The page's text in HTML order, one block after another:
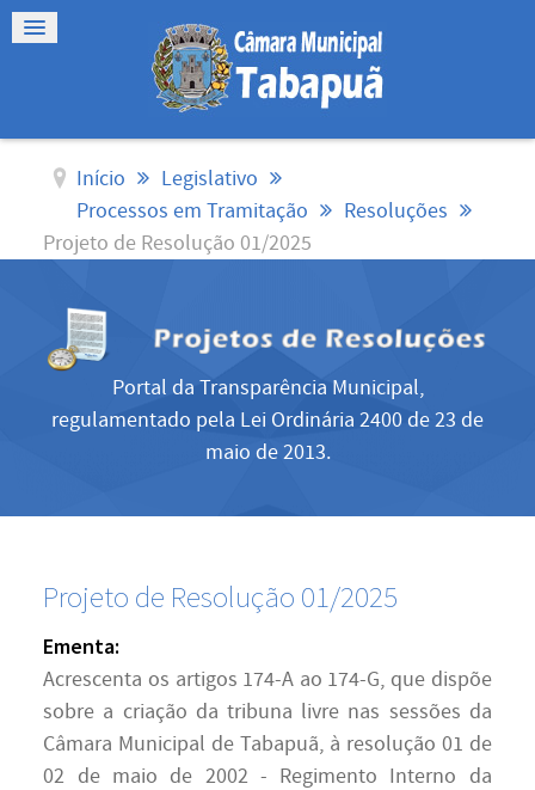
Início
Legislativo
Processos em Tramitação
Resoluções
Projeto de Resolução 01/2025
Portal da Transparência Municipal,
regulamentado pela Lei Ordinária 2400 de 23 de
maio de 2013.
Projeto de Resolução 01/2025
Ementa:
Acrescenta os artigos 174-A ao 174-G, que dispõe
sobre a criação da tribuna livre nas sessões da
Câmara Municipal de Tabapuã, à resolução 01 de
02 de maio de 2002 - Regimento Interno da